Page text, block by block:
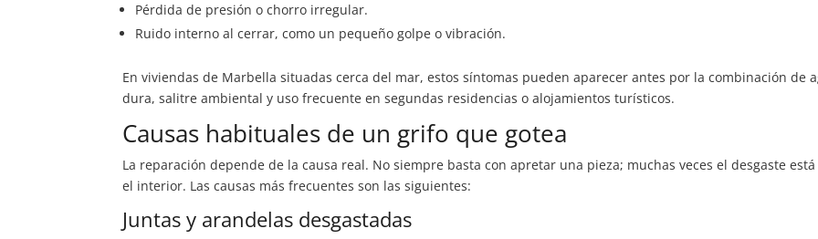
Pérdida de presión o chorro irregular.
Ruido interno al cerrar, como un pequeño golpe o vibración.
En viviendas de Marbella situadas cerca del mar, estos síntomas pueden aparecer antes por la combinación de
dura, salitre ambiental y uso frecuente en segundas residencias o alojamientos turísticos.
Causas habituales de un grifo que gotea
La reparación depende de la causa real. No siempre basta con apretar una pieza; muchas veces el desgaste
el interior. Las causas más frecuentes son las siguientes:
Juntas y arandelas desgastadas